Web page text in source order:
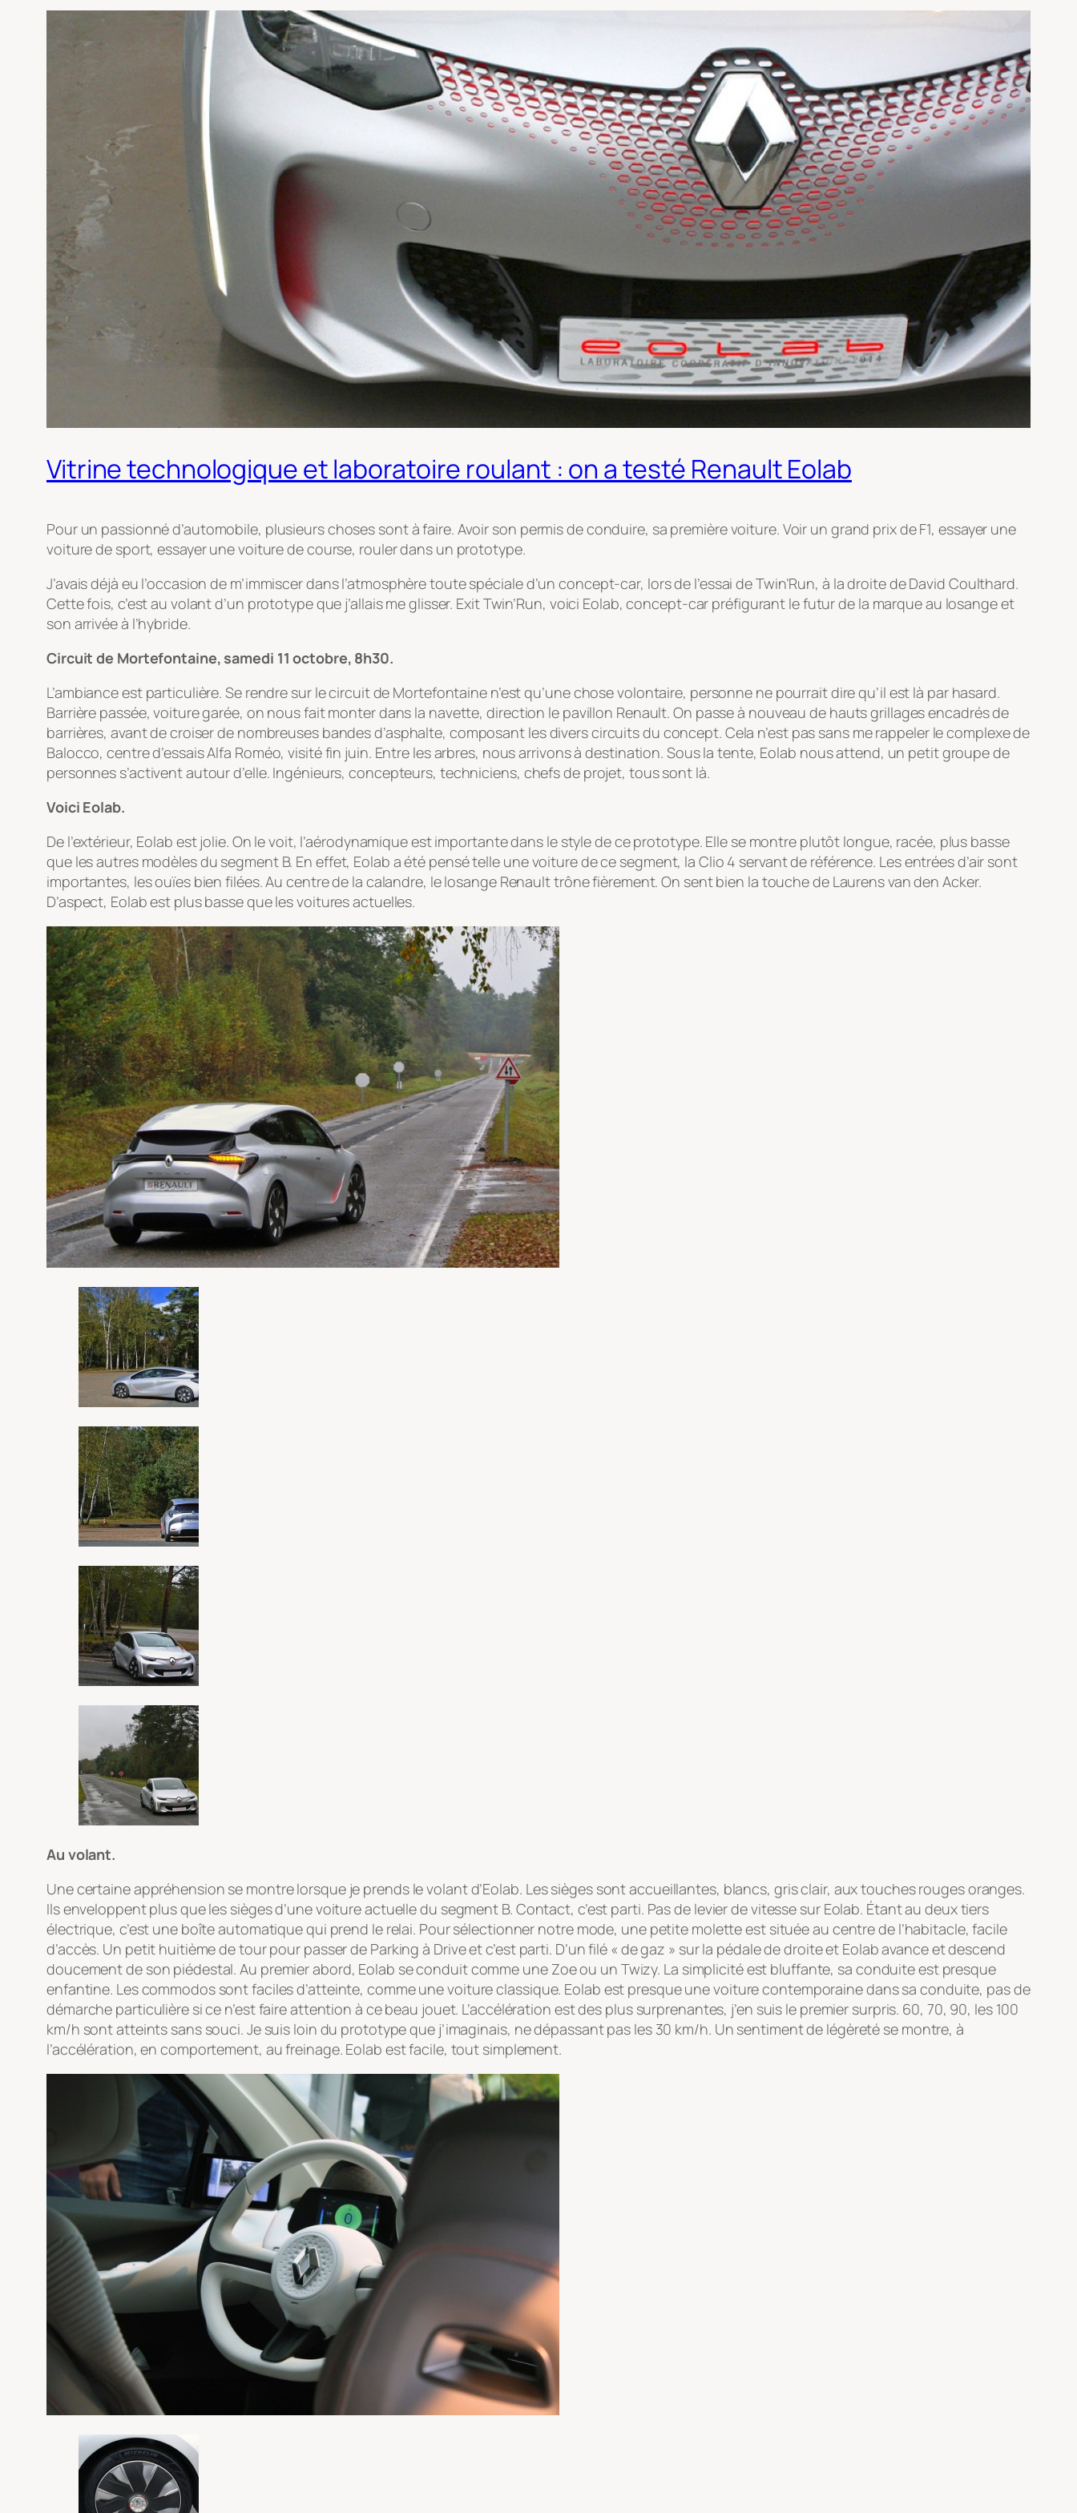
Vitrine technologique et laboratoire roulant : on a testé Renault Eolab
Pour un passionné d’automobile, plusieurs choses sont à faire. Avoir son permis de conduire, sa première voiture. Voir un grand prix de F1, essayer une
voiture de sport, essayer une voiture de course, rouler dans un prototype.
J’avais déjà eu l’occasion de m’immiscer dans l’atmosphère toute spéciale d’un concept-car, lors de l’essai de Twin’Run, à la droite de David Coulthard.
Cette fois, c’est au volant d’un prototype que j’allais me glisser. Exit Twin’Run, voici Eolab, concept-car préfigurant le futur de la marque au losange et
son arrivée à l’hybride.
Circuit de Mortefontaine, samedi 11 octobre, 8h30.
L’ambiance est particulière. Se rendre sur le circuit de Mortefontaine n’est qu’une chose volontaire, personne ne pourrait dire qu’il est là par hasard.
Barrière passée, voiture garée, on nous fait monter dans la navette, direction le pavillon Renault. On passe à nouveau de hauts grillages encadrés de
barrières, avant de croiser de nombreuses bandes d’asphalte, composant les divers circuits du concept. Cela n’est pas sans me rappeler le complexe de
Balocco, centre d’essais Alfa Roméo, visité fin juin. Entre les arbres, nous arrivons à destination. Sous la tente, Eolab nous attend, un petit groupe de
personnes s’activent autour d’elle. Ingénieurs, concepteurs, techniciens, chefs de projet, tous sont là.
Voici Eolab.
De l’extérieur, Eolab est jolie. On le voit, l’aérodynamique est importante dans le style de ce prototype. Elle se montre plutôt longue, racée, plus basse
que les autres modèles du segment B. En effet, Eolab a été pensé telle une voiture de ce segment, la Clio 4 servant de référence. Les entrées d’air sont
importantes, les ouïes bien filées. Au centre de la calandre, le losange Renault trône fièrement. On sent bien la touche de Laurens van den Acker.
D’aspect, Eolab est plus basse que les voitures actuelles.
Au volant.
Une certaine appréhension se montre lorsque je prends le volant d’Eolab. Les sièges sont accueillantes, blancs, gris clair, aux touches rouges oranges.
Ils enveloppent plus que les sièges d’une voiture actuelle du segment B. Contact, c’est parti. Pas de levier de vitesse sur Eolab. Étant au deux tiers
électrique, c’est une boîte automatique qui prend le relai. Pour sélectionner notre mode, une petite molette est située au centre de l’habitacle, facile
d’accès. Un petit huitième de tour pour passer de Parking à Drive et c’est parti. D’un filé « de gaz » sur la pédale de droite et Eolab avance et descend
doucement de son piédestal. Au premier abord, Eolab se conduit comme une Zoe ou un Twizy. La simplicité est bluffante, sa conduite est presque
enfantine. Les commodos sont faciles d’atteinte, comme une voiture classique. Eolab est presque une voiture contemporaine dans sa conduite, pas de
démarche particulière si ce n’est faire attention à ce beau jouet. L’accélération est des plus surprenantes, j’en suis le premier surpris. 60, 70, 90, les 100
km/h sont atteints sans souci. Je suis loin du prototype que j’imaginais, ne dépassant pas les 30 km/h. Un sentiment de légèreté se montre, à
l’accélération, en comportement, au freinage. Eolab est facile, tout simplement.